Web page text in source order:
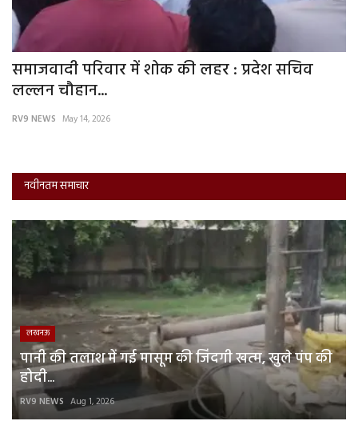
समाजवादी परिवार में शोक की लहर : प्रदेश सचिव
लल्लन चौहान...
RV9 NEWS May 14, 2026
नवीनतम समाचार
लखनऊ
पानी की तलाश में गई मासूम की जिंदगी खत्म, खुले पंप की
होदी...
RV9 NEWS Aug 1, 2026